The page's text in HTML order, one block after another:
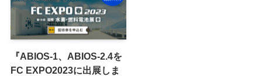
『ABIOS-1、ABIOS-2.4を
FC EXPO2023に出展しま